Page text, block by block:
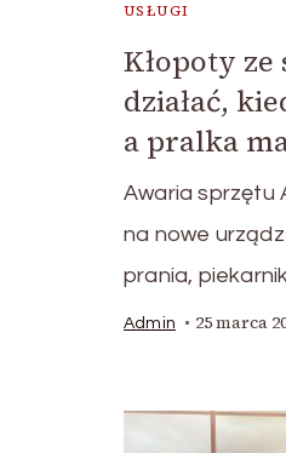
USŁUGI
Kłopoty ze
działać,
a pralka
Awaria sprzętu
na nowe
prania,
Admin 25 marca